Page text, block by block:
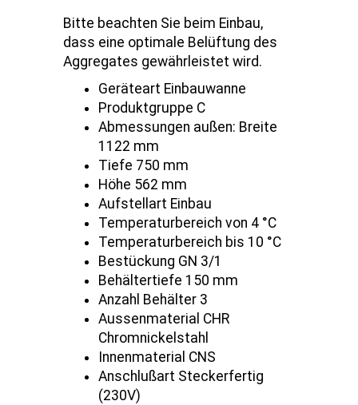
Bitte beachten Sie beim Einbau,
dass eine optimale Belüftung des
Aggregates gewährleistet wird.
Geräteart Einbauwanne
Produktgruppe C
Abmessungen außen: Breite
1122 mm
Tiefe 750 mm
Höhe 562 mm
Aufstellart Einbau
Temperaturbereich von 4 °C
Temperaturbereich bis 10 °C
Bestückung GN 3/1
Behältertiefe 150 mm
Anzahl Behälter 3
Aussenmaterial CHR
Chromnickelstahl
Innenmaterial CNS
Anschlußart Steckerfertig
(230V)